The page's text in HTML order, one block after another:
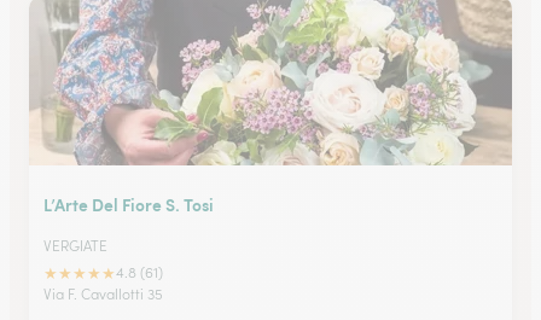
L’Arte Del Fiore S. Tosi
VERGIATE
★★★★★4.8 (61)
Via F. Cavallotti 35